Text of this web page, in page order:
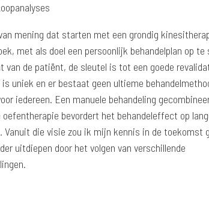
mening dat starten met een grondig
met als doel een persoonlijk behandelplan op te
van de patiënt, de sleutel is tot een goede
uniek en er bestaat geen ultieme
iedereen. Een manuele behandeling
oefentherapie bevordert het behandeleffect op
Vanuit die visie zou ik mijn kennis in de toekomst
uitdiepen door het volgen van verschillende